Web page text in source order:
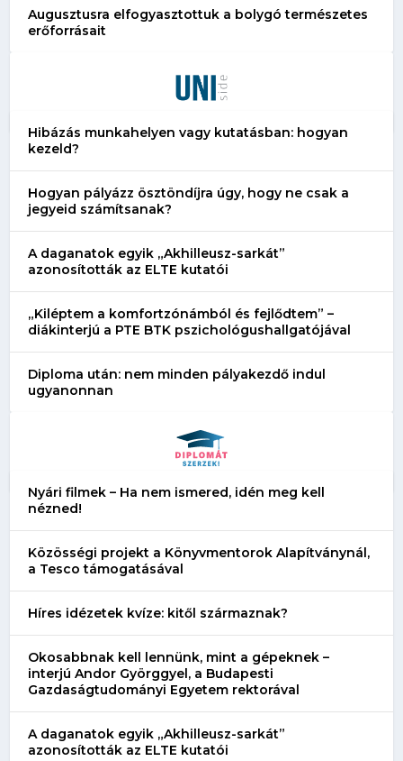
Augusztusra elfogyasztottuk a bolygó természetes
erőforrásait
Hibázás munkahelyen vagy kutatásban: hogyan
kezeld?
Hogyan pályázz ösztöndíjra úgy, hogy ne csak a
jegyeid számítsanak?
A daganatok egyik „Akhilleusz-sarkát”
azonosították az ELTE kutatói
„Kiléptem a komfortzónámból és fejlődtem” –
diákinterjú a PTE BTK pszichológushallgatójával
Diploma után: nem minden pályakezdő indul
ugyanonnan
Nyári filmek – Ha nem ismered, idén meg kell
nézned!
Közösségi projekt a Könyvmentorok Alapítványnál,
a Tesco támogatásával
Híres idézetek kvíze: kitől származnak?
Okosabbnak kell lennünk, mint a gépeknek –
interjú Andor Györggyel, a Budapesti
Gazdaságtudományi Egyetem rektorával
A daganatok egyik „Akhilleusz-sarkát”
azonosították az ELTE kutatói